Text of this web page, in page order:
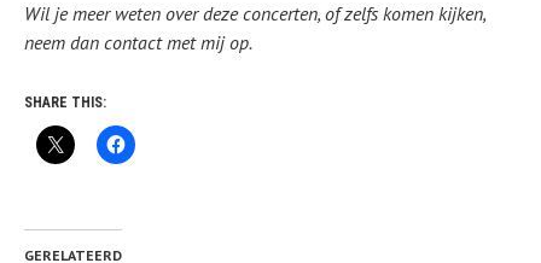
Wil je meer weten over deze concerten, of zelfs komen kijken,
neem dan contact met mij op.
SHARE THIS:
GERELATEERD